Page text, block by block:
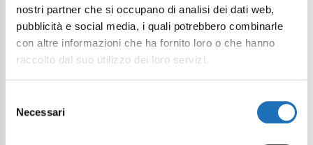
nostri partner che si occupano di analisi dei dati web,
pubblicità e social media, i quali potrebbero combinarle
con altre informazioni che ha fornito loro o che hanno
raccolto dal suo utilizzo dei loro servizi.
delNecessari